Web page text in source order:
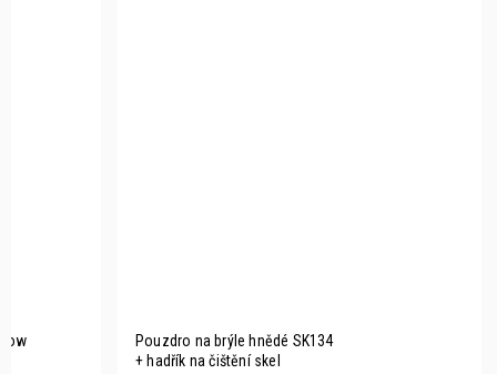
Pouzdro na brýle hnědé SK134
+ hadřík na čištění skel